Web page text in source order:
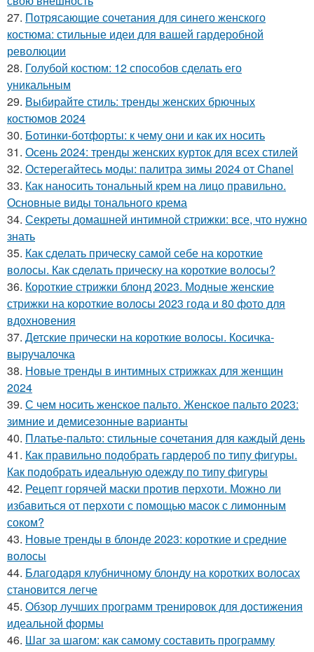
27. Потрясающие сочетания для синего женского
костюма: стильные идеи для вашей гардеробной
революции
28. Голубой костюм: 12 способов сделать его
уникальным
29. Выбирайте стиль: тренды женских брючных
костюмов 2024
30. Ботинки-ботфорты: к чему они и как их носить
31. Осень 2024: тренды женских курток для всех стилей
32. Остерегайтесь моды: палитра зимы 2024 от Chanel
33. Как наносить тональный крем на лицо правильно.
Основные виды тонального крема
34. Секреты домашней интимной стрижки: все, что нужно
знать
35. Как сделать прическу самой себе на короткие
волосы. Как сделать прическу на короткие волосы?
36. Короткие стрижки блонд 2023. Модные женские
стрижки на короткие волосы 2023 года и 80 фото для
вдохновения
37. Детские прически на короткие волосы. Косичка-
выручалочка
38. Новые тренды в интимных стрижках для женщин
2024
39. С чем носить женское пальто. Женское пальто 2023:
зимние и демисезонные варианты
40. Платье-пальто: стильные сочетания для каждый день
41. Как правильно подобрать гардероб по типу фигуры.
Как подобрать идеальную одежду по типу фигуры
42. Рецепт горячей маски против перхоти. Можно ли
избавиться от перхоти с помощью масок с лимонным
соком?
43. Новые тренды в блонде 2023: короткие и средние
волосы
44. Благодаря клубничному блонду на коротких волосах
становится легче
45. Обзор лучших программ тренировок для достижения
идеальной формы
46. Шаг за шагом: как самому составить программу